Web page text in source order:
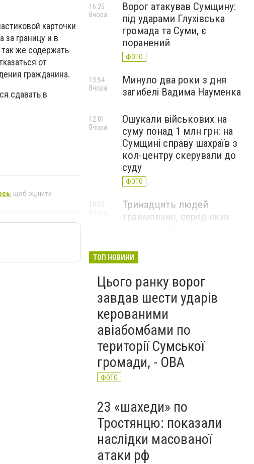
карточки
границу и в
же содержать
от
гражданина.
сдавать в
, щоб оцінити
Ворог атакував Сумщину:
під ударами Глухівська
громада та Суми, є
поранений
ФОТО
16:25
Вчора
Минуло два роки з дня
загибелі Вадима Науменка
13:54
Вчора
Ошукали військових на
суму понад 1 млн грн: на
Сумщині справу шахраїв з
кол-центру скерували до
суду
ФОТО
12:01
Вчора
Тринадцять людей
травмовано, серед яких
ФОТО
10:52
ТОП НОВИНИ
Цього ранку ворог
завдав шести ударів
керованими
авіабомбами по
території Сумської
громади, - ОВА
ФОТО
23 «шахеди» по
Тростянцю: показали
наслідки масованої
атаки рф